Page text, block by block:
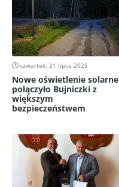
czwartek, 31 lipca 2025
Nowe oświetlenie solarne
połączyło Bujniczki z
większym
bezpieczeństwem